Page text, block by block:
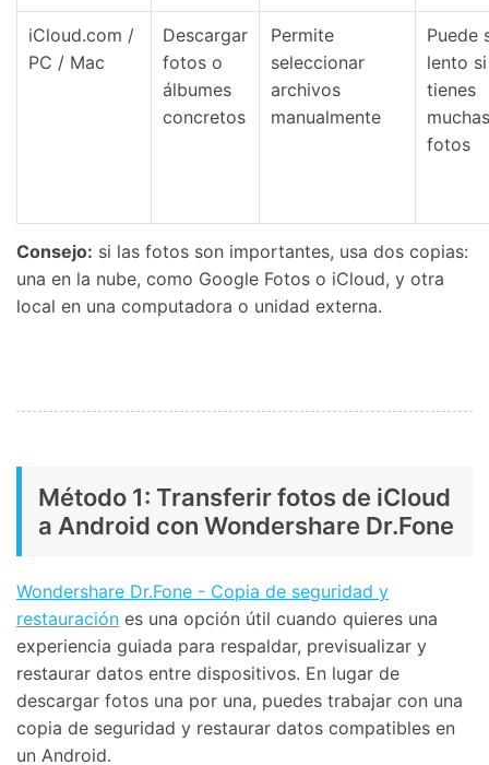
iCloud.com /
PC / Mac
Descargar
fotos o
álbumes
concretos
Permite
seleccionar
archivos
manualmente
Puede
lento si
tienes
muchas
fotos
Consejo: si las fotos son importantes, usa dos copias:
una en la nube, como Google Fotos o iCloud, y otra
local en una computadora o unidad externa.
Método 1: Transferir fotos de iCloud
a Android con Wondershare Dr.Fone
Wondershare Dr.Fone - Copia de seguridad y
restauración es una opción útil cuando quieres una
experiencia guiada para respaldar, previsualizar y
restaurar datos entre dispositivos. En lugar de
descargar fotos una por una, puedes trabajar con una
copia de seguridad y restaurar datos compatibles en
un Android.